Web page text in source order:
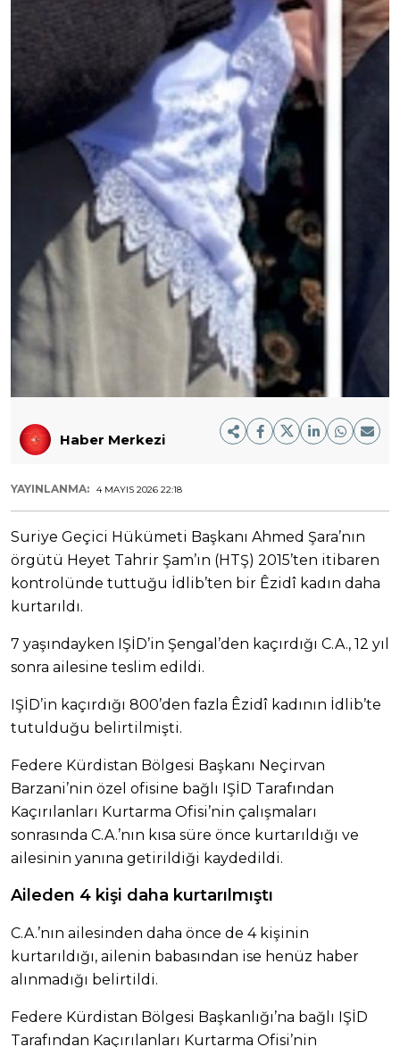
Haber Merkezi
YAYINLANMA: 4 MAYIS 2026 22:18
Suriye Geçici Hükümeti Başkanı Ahmed Şara’nın
örgütü Heyet Tahrir Şam’ın (HTŞ) 2015’ten itibaren
kontrolünde tuttuğu İdlib’ten bir Êzidî kadın daha
kurtarıldı.
7 yaşındayken IŞİD’in Şengal’den kaçırdığı C.A., 12 yıl
sonra ailesine teslim edildi.
IŞİD’in kaçırdığı 800’den fazla Êzidî kadının İdlib’te
tutulduğu belirtilmişti.
Federe Kürdistan Bölgesi Başkanı Neçirvan
Barzani’nin özel ofisine bağlı IŞİD Tarafından
Kaçırılanları Kurtarma Ofisi’nin çalışmaları
sonrasında C.A.’nın kısa süre önce kurtarıldığı ve
ailesinin yanına getirildiği kaydedildi.
Aileden 4 kişi daha kurtarılmıştı
C.A.’nın ailesinden daha önce de 4 kişinin
kurtarıldığı, ailenin babasından ise henüz haber
alınmadığı belirtildi.
Federe Kürdistan Bölgesi Başkanlığı’na bağlı IŞİD
Tarafından Kaçırılanları Kurtarma Ofisi’nin